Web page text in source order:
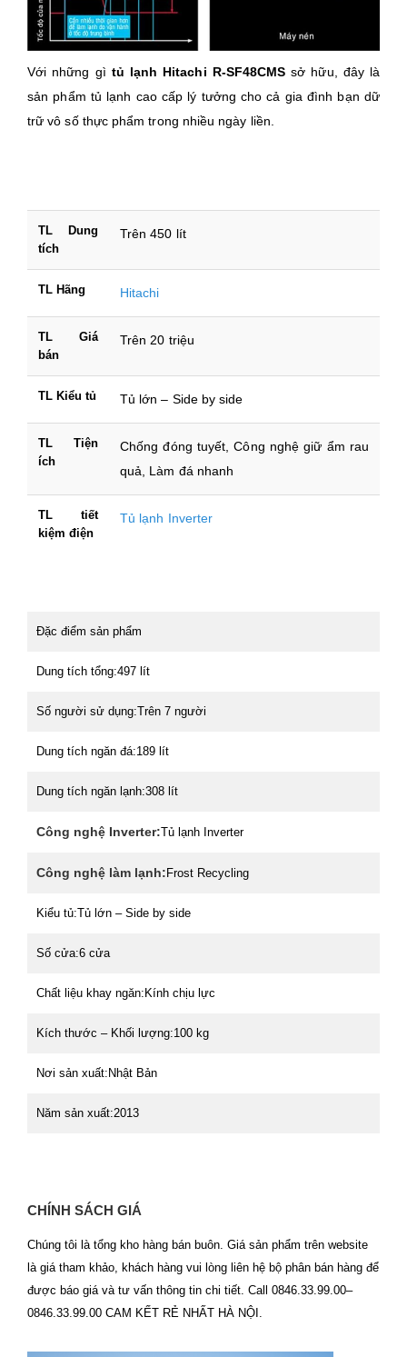
Với những gì tủ lạnh Hitachi R-SF48CMS sở hữu, đây là
sản phẩm tủ lạnh cao cấp lý tưởng cho cả gia đình bạn dữ
trữ vô số thực phẩm trong nhiều ngày liền.
TL Dung
tích
Trên 450 lít
TL Hãng Hitachi
TL Giá
bán
Trên 20 triệu
TL Kiểu tủ Tủ lớn – Side by side
TL Tiện
ích
Chống đóng tuyết, Công nghệ giữ ẩm rau
quả, Làm đá nhanh
TL tiết
kiệm điện
Tủ lạnh Inverter
Đặc điểm sản phẩm
Dung tích tổng:497 lít
Số người sử dụng:Trên 7 người
Dung tích ngăn đá:189 lít
Dung tích ngăn lạnh:308 lít
Công nghệ Inverter:Tủ lạnh Inverter
Công nghệ làm lạnh: Frost Recycling
Kiểu tủ:Tủ lớn – Side by side
Số cửa:6 cửa
Chất liệu khay ngăn: Kính chịu lực
Kích thước – Khối lượng:100 kg
Nơi sản xuất: Nhật Bản
Năm sản xuất:2013
CHÍNH SÁCH GIÁ
Chúng tôi là tổng kho hàng bán buôn. Giá sản phẩm trên website
là giá tham khảo, khách hàng vui lòng liên hệ bộ phân bán hàng để
được báo giá và tư vấn thông tin chi tiết. Call 0846.33.99.00–
0846.33.99.00 CAM KẾT RẺ NHẤT HÀ NỘI.